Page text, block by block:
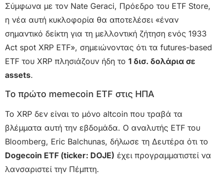
Σύμφωνα με τον Nate Geraci, Πρόεδρο του ETF Store,
η νέα αυτή κυκλοφορία θα αποτελέσει «έναν
σημαντικό δείκτη για τη μελλοντική ζήτηση ενός 1933
Act spot XRP ETF», σημειώνοντας ότι τα futures-based
ETF του XRP πλησιάζουν ήδη το 1 δισ. δολάρια σε
assets.
Το πρώτο memecoin ETF στις ΗΠΑ
Το XRP δεν είναι το μόνο altcoin που τραβά τα
βλέμματα αυτή την εβδομάδα. Ο αναλυτής ETF του
Bloomberg, Eric Balchunas, δήλωσε τη Δευτέρα ότι το
Dogecoin ETF (ticker: DOJE) έχει προγραμματιστεί να
λανσαριστεί την Πέμπτη.